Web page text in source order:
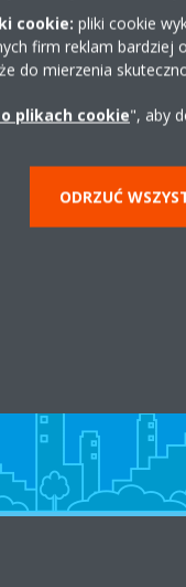
32/
cookie: pliki cookie
firm reklam bardziej
do mierzenia
plikach cookie", aby
ODRZUĆ